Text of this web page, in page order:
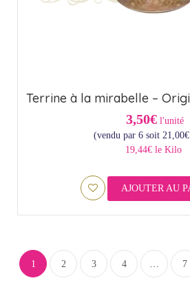
Terrine à la mirabelle –
3,50€ l'unité
(vendu par 6 soit 21,00€
19,44€ le Kilo
AJOUTER AU
1 2 3 4 … 7